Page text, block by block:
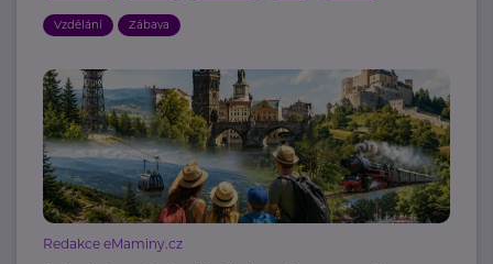
Vzdělání Zábava
Redakce eMaminy.cz